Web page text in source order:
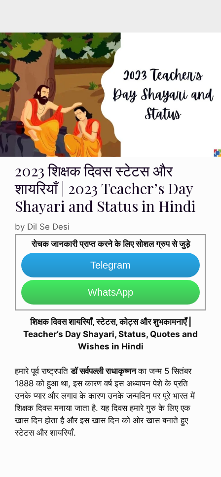
2023 शिक्षक दिवस स्टेटस और
शायरियाँ | 2023 Teacher’s Day
Shayari and Status in Hindi
by Dil Se Desi
रोचक जानकारी प्राप्त करने के लिए सोशल ग्रुप से जुड़े
Telegram
WhatsApp
शिक्षक दिवस शायरियाँ, स्टेटस, कोट्स और शुभकामनाएँ |
Teacher’s Day Shayari, Status, Quotes and
Wishes in Hindi
हमारे पूर्व राष्ट्रपतिडॉ सर्वपल्ली राधाकृष्णनका जन्म 5 सितंबर
1888 को हुआ था, इस कारण वर्ष इस अध्यापन पेशे के प्रति
उनके प्यार और लगाव के कारण उनके जन्मदिन पर पूरे भारत में
शिक्षक दिवस मनाया जाता है. यह दिवस हमारे गुरु के लिए एक
खास दिन होता है और इस खास दिन को ओर खास बनाते हुए
स्टेटस और शायरियाँ.